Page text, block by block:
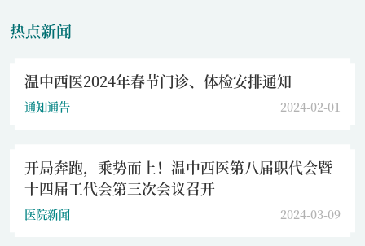
热点新闻
温中西医2024年春节门诊、体检安排通知
通知通告 2024-02-01
开局奔跑，乘势而上！温中西医第八届职代会暨
十四届工代会第三次会议召开
医院新闻 2024-03-09